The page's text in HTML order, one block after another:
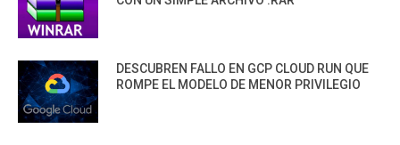
DESCUBREN FALLO EN GCP CLOUD RUN QUE
ROMPE EL MODELO DE MENOR PRIVILEGIO